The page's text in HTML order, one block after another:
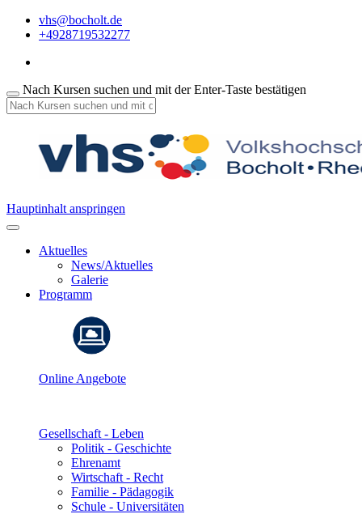
vhs@bocholt.de
+4928719532277
Nach Kursen suchen und mit der Enter-Taste bestätigen
Hauptinhalt anspringen
Aktuelles
News/Aktuelles
Galerie
Programm
Online Angebote
Gesellschaft - Leben
Politik - Geschichte
Ehrenamt
Wirtschaft - Recht
Familie - Pädagogik
Schule - Universitäten